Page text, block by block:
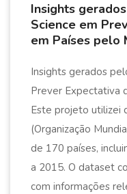
Insights
Science em
em Países pelo
Insights gerados
Prever Expectativa
Este projeto utilizei
(Organização
de 170 países,
a 2015. O dataset
com informações